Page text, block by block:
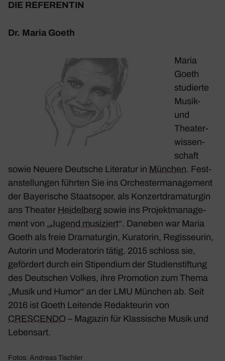
DIE REFE­RENTIN
Dr. Maria Goeth
Maria
Goeth
studierte
Musik-
und
Thea­ter­
wis­sen­
schaft
sowie Neuere Deut­sche Lite­ratur in München. Fest­
an­stel­lungen führten Sie ins Orches­ter­ma­nage­ment
der Baye­ri­sche Staats­oper, als Konzert­dra­ma­turgin
ans Theater Heidel­berg sowie ins Projekt­ma­nage­
ment von „Jugend musi­ziert“. Daneben war Maria
Goeth als freie Drama­turgin, Kura­torin, Regis­seurin,
Autorin und Mode­ra­torin tätig. 2015 schloss sie,
geför­dert durch ein Stipen­dium der Studi­en­stif­tung
des Deut­schen Volkes, ihre Promo­tion zum Thema
„Musik und Humor“ an der LMU München ab. Seit
2016 ist Goeth Leitende Redak­teurin von
CRESCENDO – Magazin für Klas­si­sche Musik und
Lebensart.
Fotos: Andreas Tischler